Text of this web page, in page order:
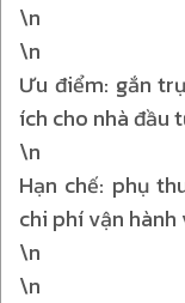
\n
\n
Ưu điểm: gắn
ích cho nhà đầu
\n
Hạn chế: phụ
chi phí vận
\n
\n